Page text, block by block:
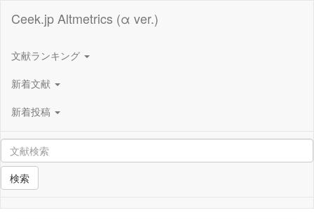
Ceek.jp Altmetrics (α ver.)
文献ランキング
新着文献
新着投稿
検索